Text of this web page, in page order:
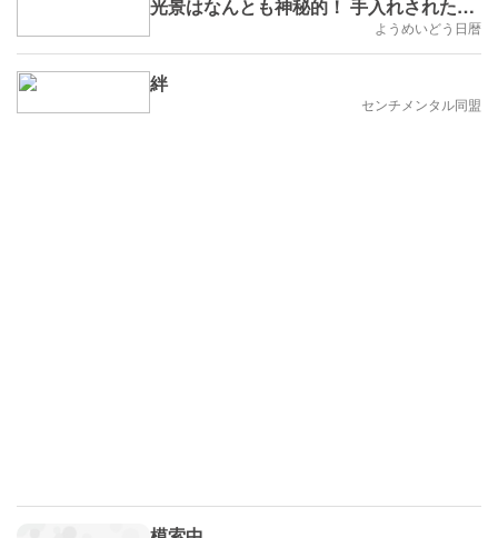
光景はなんとも神秘的！ 手入れされた綺
麗な竹林を歩けばきっと心が癒やされま
す ♪ ☆報国寺@鎌倉
ようめいどう日暦
絆
センチメンタル同盟